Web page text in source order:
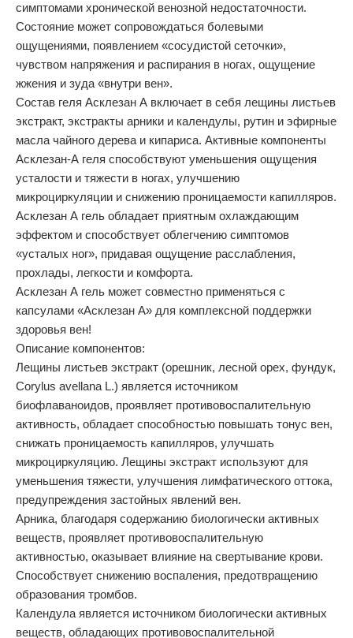
симптомами хронической венозной недостаточности.
Состояние может сопровождаться болевыми
ощущениями, появлением «сосудистой сеточки»,
чувством напряжения и распирания в ногах, ощущение
жжения и зуда «внутри вен».
Состав геля Асклезан А включает в себя лещины листьев
экстракт, экстракты арники и календулы, рутин и эфирные
масла чайного дерева и кипариса. Активные компоненты
Асклезан-А геля способствуют уменьшения ощущения
усталости и тяжести в ногах, улучшению
микроциркуляции и снижению проницаемости капилляров.
Асклезан А гель обладает приятным охлаждающим
эффектом и способствует облегчению симптомов
«усталых ног», придавая ощущение расслабления,
прохлады, легкости и комфорта.
Асклезан А гель может совместно применяться с
капсулами «Асклезан А» для комплексной поддержки
здоровья вен!
Описание компонентов:
Лещины листьев экстракт (орешник, лесной орех, фундук,
Corylus avellana L.) является источником
биофлаваноидов, проявляет противовоспалительную
активность, обладает способностью повышать тонус вен,
снижать проницаемость капилляров, улучшать
микроциркуляцию. Лещины экстракт используют для
уменьшения тяжести, улучшения лимфатического оттока,
предупреждения застойных явлений вен.
Арника, благодаря содержанию биологически активных
веществ, проявляет противовоспалительную
активностью, оказывает влияние на свертывание крови.
Способствует снижению воспаления, предотвращению
образования тромбов.
Календула является источником биологически активных
веществ, обладающих противовоспалительной